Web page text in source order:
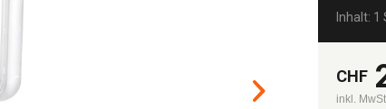
Inhalt: 1
CHF
inkl.